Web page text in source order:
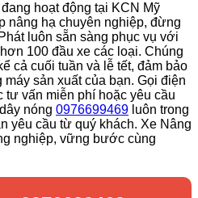
hoạt động tại KCN Mỹ
nâng hạ chuyên nghiệp, đừng
luôn sẵn sàng phục vụ với
100 đầu xe các loại. Chúng
cả cuối tuần và lễ tết, đảm bảo
sản xuất của bạn. Gọi điện
vấn miễn phí hoặc yêu cầu
nóng 0976699469 luôn trong
yêu cầu từ quý khách. Xe Nâng
nghiệp, vững bước cùng